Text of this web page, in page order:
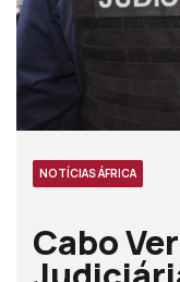
NOTÍCIAS ÁFRICA
Cabo